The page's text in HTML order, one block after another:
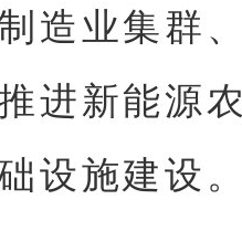
造业集群
进新能源
设施建设